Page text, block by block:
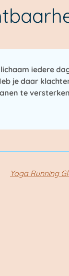
iedere
je daar
te
Yoga Running